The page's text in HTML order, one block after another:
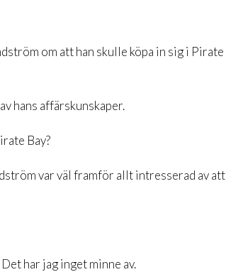
om att han skulle köpa in sig i Pirate
hans affärskunskaper.
Bay?
var väl framför allt intresserad av att
har jag inget minne av.